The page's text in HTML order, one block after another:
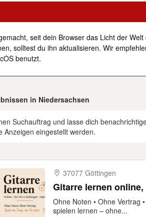
seit dein Browser das Licht der
solltest du ihn aktualisieren. Wir
benutzt.
in Niedersachsen
Suchauftrag und lasse dich
Anzeigen eingestellt werden.
37077 Göttingen
Gitarre lernen
Ohne Noten • Ohne Vertrag
spielen lernen – ohne...